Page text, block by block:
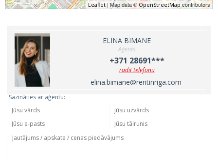
Leaflet | Map data ©OpenStreetMap contributors
ELĪNA BĪMANE
Aģents
+371 28691***
rādīt telefonu
elina.bimane@rentinriga.com
Sazināties ar aģentu: